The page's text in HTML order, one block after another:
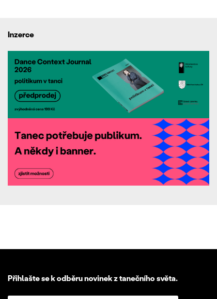
Inzerce
Přihlašte se k odběru novinek z tanečního světa.